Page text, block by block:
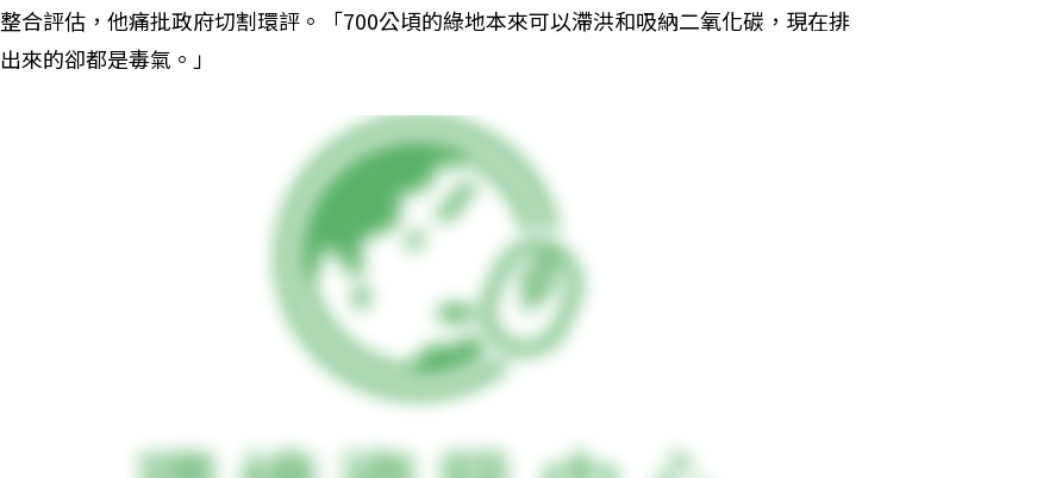
整合評估，他痛批政府切割環評。「700公頃的綠地本來可以滯洪和吸納二氧化碳，現在排
出來的卻都是毒氣。」